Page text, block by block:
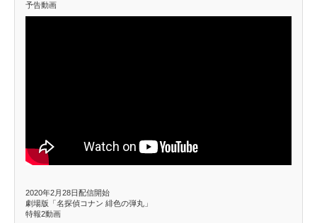
予告動画
2020年2月28日配信開始
劇場版「名探偵コナン 緋色の弾丸」
特報2動画